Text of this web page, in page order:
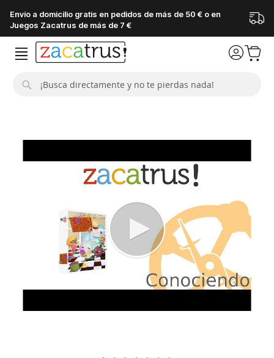
Envío a domicilio gratis en pedidos de más de 50 € o en
Juegos Zacatrus de más de 7 €